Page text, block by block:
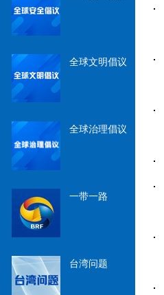
全球文明倡议
全球治理倡议
一带一路
台湾问题